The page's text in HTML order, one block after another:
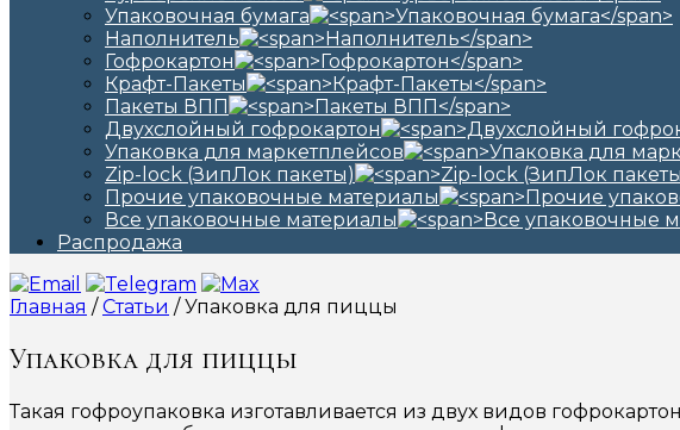
Упаковочная бумага
Наполнитель
Гофрокартон
Крафт-Пакеты
Пакеты ВПП
Двухслойный гофрокартон
Упаковка для маркетплейсов
Zip-lock (ЗипЛок пакеты)
Прочие упаковочные материалы
Все упаковочные материалы
Распродажа
Главная /Статьи / Упаковка для пиццы
Упаковка для пиццы
Такая гофроупаковка изготавливается из двух видов